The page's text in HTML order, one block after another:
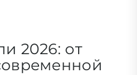
2026: от